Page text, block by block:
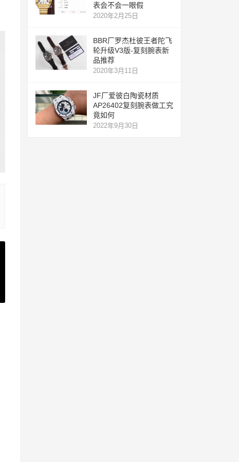
表会不会一眼假
2020年2月25日
BBR厂罗杰杜彼王者陀飞
轮升级V3版-复刻腕表新
品推荐
2020年3月11日
JF厂爱彼白陶瓷材质
AP26402复刻腕表做工究
竟如何
2022年9月30日